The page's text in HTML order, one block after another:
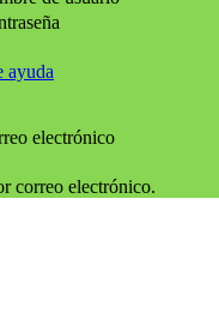
ayuda
electrónico
correo electrónico.